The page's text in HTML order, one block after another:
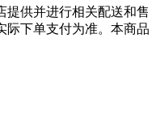
提供并进行相关配送和售
际下单支付为准。本商品